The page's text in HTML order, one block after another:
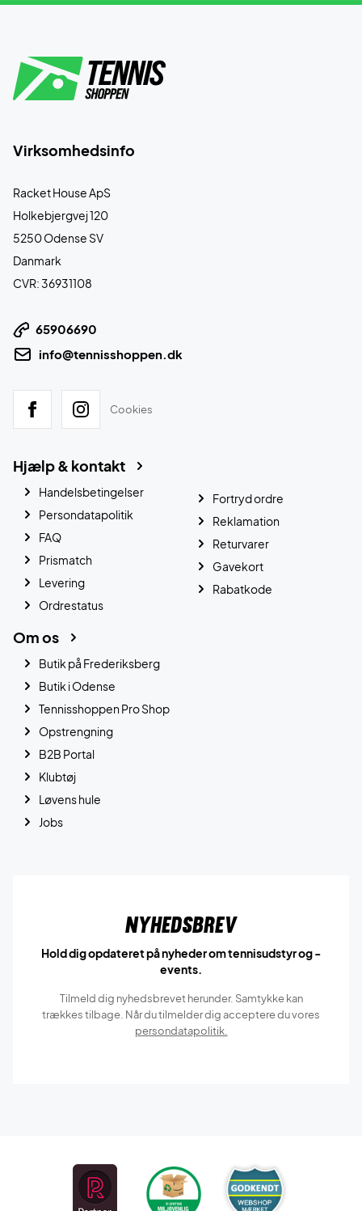
Virksomhedsinfo
Racket House ApS
Holkebjergvej 120
5250 Odense SV
Danmark
CVR: 36931108
65906690
info@tennisshoppen.dk
Cookies
Hjælp & kontakt
Handelsbetingelser
Persondatapolitik
FAQ
Prismatch
Levering
Ordrestatus
Fortryd ordre
Reklamation
Returvarer
Gavekort
Rabatkode
Om os
Butik på Frederiksberg
Butik i Odense
Tennisshoppen Pro Shop
Opstrengning
B2B Portal
Klubtøj
Løvens hule
Jobs
Nyhedsbrev
Hold dig opdateret på nyheder om tennisudstyr og -
events.
Tilmeld dig nyhedsbrevet herunder. Samtykke kan
trækkes tilbage. Når du tilmelder dig acceptere du vores
persondatapolitik.